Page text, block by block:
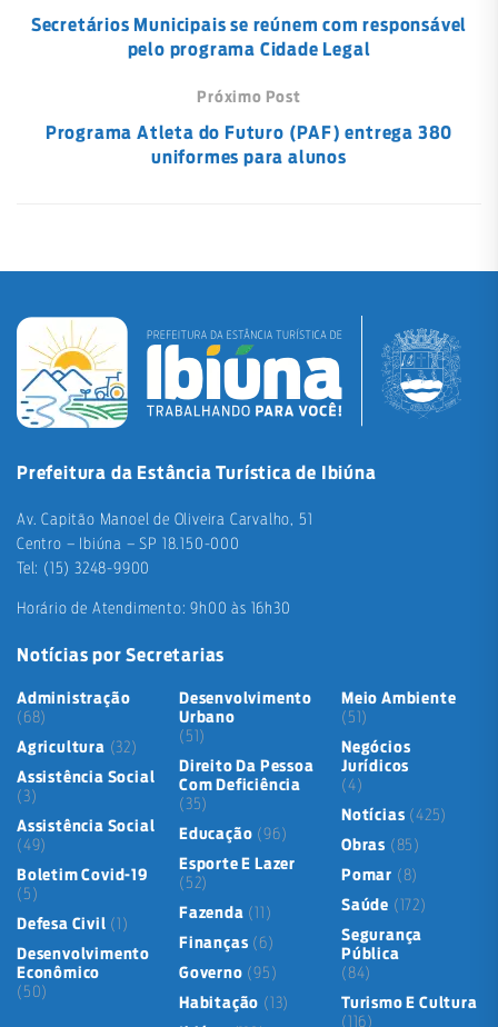
Secretários Municipais se reúnem com responsável
pelo programa Cidade Legal
Próximo Post
Programa Atleta do Futuro (PAF) entrega 380
uniformes para alunos
Prefeitura da Estância Turística de Ibiúna
Av. Capitão Manoel de Oliveira Carvalho, 51
Centro – Ibiúna – SP 18.150-000
Tel: (15) 3248-9900
Horário de Atendimento: 9h00 às 16h30
Notícias por Secretarias
Administração
(68)
Agricultura (32)
Assistência Social
(3)
Assistência Social
(49)
Boletim Covid-19
(5)
Defesa Civil (1)
Desenvolvimento
Econômico
(50)
Desenvolvimento
Urbano
(51)
Direito Da Pessoa
Com Deficiência
(35)
Educação (96)
Esporte E Lazer
(52)
Fazenda (11)
Finanças (6)
Governo (95)
Habitação (13)
Meio Ambiente
(51)
Negócios
Jurídicos
(4)
Notícias (425)
Obras (85)
Pomar (8)
Saúde (172)
Segurança
Pública
(84)
Turismo E Cultura
(116)